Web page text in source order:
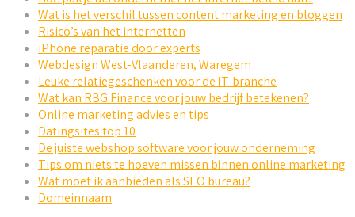
Wat is het verschil tussen content marketing en bloggen
Risico’s van het internetten
iPhone reparatie door experts
Webdesign West-Vlaanderen, Waregem
Leuke relatiegeschenken voor de IT-branche
Wat kan RBG Finance voor jouw bedrijf betekenen?
Online marketing advies en tips
Datingsites top 10
De juiste webshop software voor jouw onderneming
Tips om niets te hoeven missen binnen online marketing
Wat moet ik aanbieden als SEO bureau?
Domeinnaam